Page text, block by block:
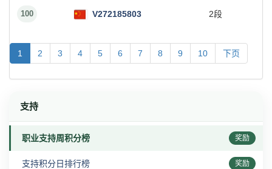
100 V272185803 2段
1 2 3 4 5 6 7 8 9 10 下页
支持
职业支持周积分榜 奖励
支持积分日排行榜 奖励